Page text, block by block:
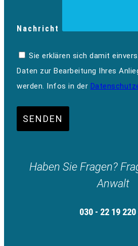
Nachricht
Sie erklären sich damit
Daten zur Bearbeitung Ihres
werden. Infos in der
SENDEN
Haben Sie Fragen?
Anwalt
030 - 22 19 220